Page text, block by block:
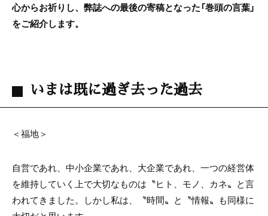
心からお祈りし、弊誌への最後の寄稿となった「巻頭の言葉」
をご紹介します。
いまは既に過ぎ去った過去
＜福地＞
自営であれ、中小企業であれ、大企業であれ、一つの経営体
を維持していく上で大切なものは〝ヒト、モノ、カネ〟と言
われてきました。しかし私は、〝時間〟と〝情報〟も同様に